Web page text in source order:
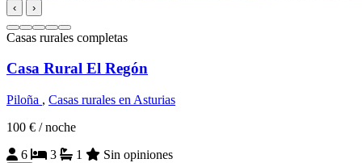
‹ ›
Casas rurales completas
Casa Rural El Regón
Piloña , Casas rurales en Asturias
100 € / noche
6
3 1 Sin opiniones